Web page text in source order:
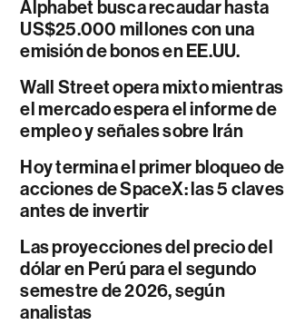
Alphabet busca recaudar hasta
US$25.000 millones con una
emisión de bonos en EE.UU.
Wall Street opera mixto mientras
el mercado espera el informe de
empleo y señales sobre Irán
Hoy termina el primer bloqueo de
acciones de SpaceX: las 5 claves
antes de invertir
Las proyecciones del precio del
dólar en Perú para el segundo
semestre de 2026, según
analistas